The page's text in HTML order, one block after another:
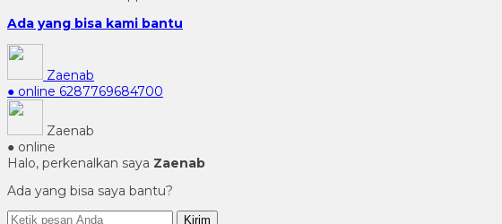
Ada yang bisa kami bantu
Zaenab
● online 6287769684700
Zaenab
● online
Halo, perkenalkan saya Zaenab
Ada yang bisa saya bantu?
Kirim